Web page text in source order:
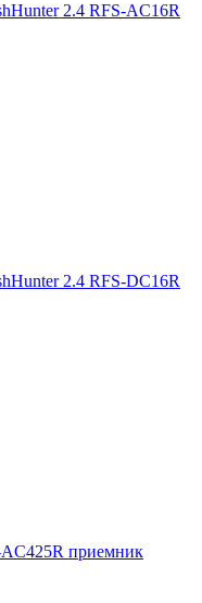
2.4 RFS-AC16R
2.4 RFS-DC16R
AC425R приемник